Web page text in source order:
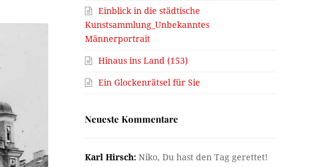
Einblick in die städtische
Kunstsammlung_Unbekanntes
Männerportrait
Hinaus ins Land (153)
Ein Glockenrätsel für Sie
Neueste Kommentare
Karl Hirsch: Niko, Du hast den Tag gerettet!